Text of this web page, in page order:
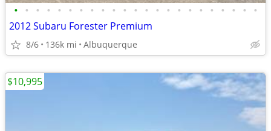
• • • • • • • • • • • • • • • • • • • • • • •
2012 Subaru Forester Premium
8/6 136k mi Albuquerque
$10,995